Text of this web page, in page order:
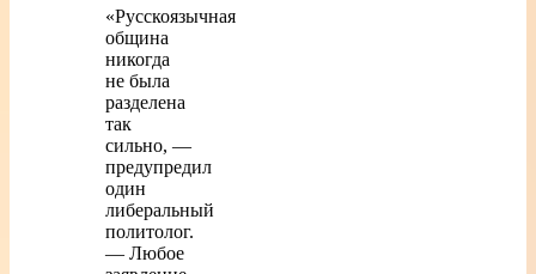
«Русскоязычная
община
никогда
не была
разделена
так
сильно, —
предупредил
один
либеральный
политолог.
— Любое